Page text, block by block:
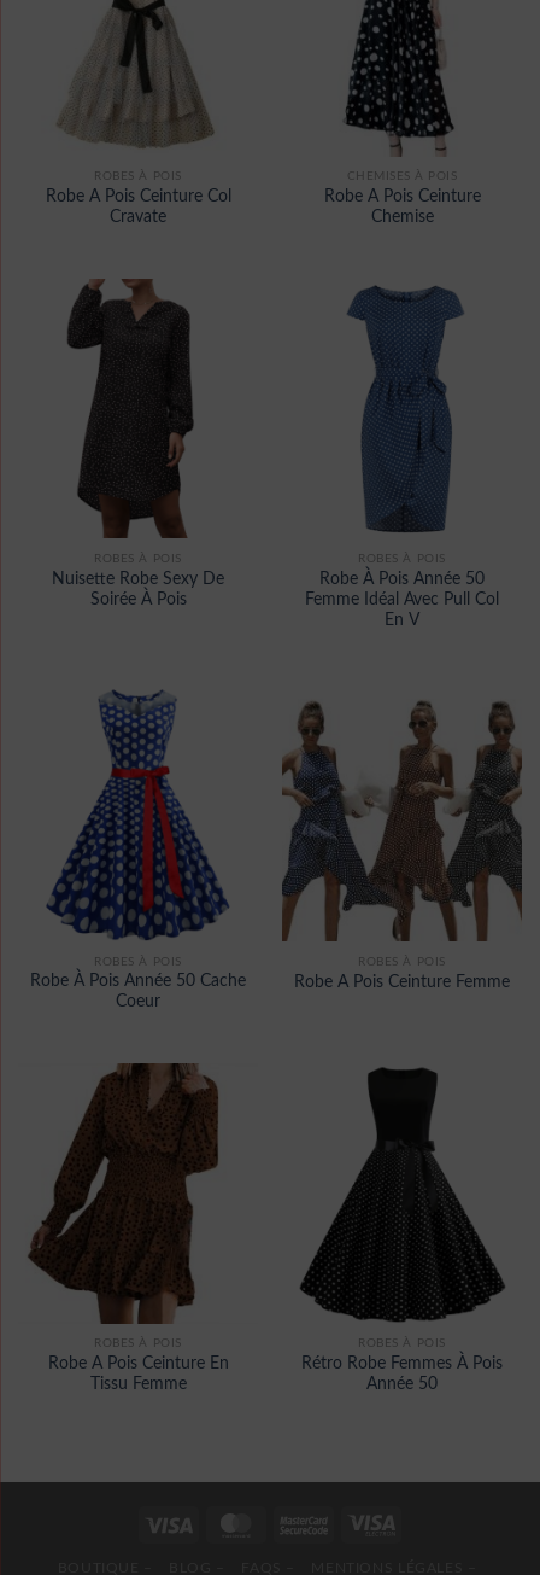
ROBES À POIS
Robe A Pois Ceinture Col
Cravate
CHEMISES À POIS
Robe A Pois Ceinture
Chemise
ROBES À POIS
Nuisette Robe Sexy De
Soirée À Pois
ROBES À POIS
Robe À Pois Année 50
Femme Idéal Avec Pull Col
En V
ROBES À POIS
Robe À Pois Année 50 Cache
Coeur
ROBES À POIS
Robe A Pois Ceinture Femme
ROBES À POIS
Robe A Pois Ceinture En
Tissu Femme
ROBES À POIS
Rétro Robe Femmes À Pois
Année 50